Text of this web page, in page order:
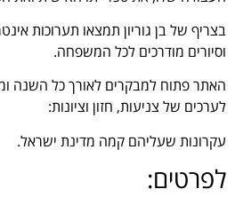
בצריף של בן גוריון תמצאו תערוכות
וסיורים מודרכים לכל המשפחה.
האתר פתוח למבקרים לאורך כל השנה
לערכים של צניעות, חזון וציונות:
עקרונות שעליהם קמה מדינת ישראל.
לפרטים: